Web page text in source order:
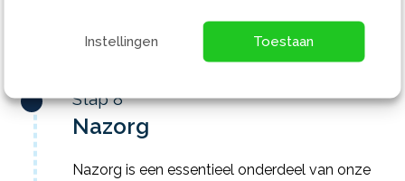
Toestaan
Instellingen
nieuwe IT-oplossing kunt halen.
Stap 8
Nazorg
Nazorg is een essentieel onderdeel van onze